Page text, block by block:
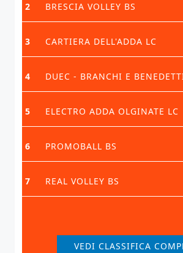
2 BRESCIA VOLLEY BS
3 CARTIERA DELL'ADDA LC
4 DUEC - BRANCHI E
5 ELECTRO ADDA OLGINATE LC
6 PROMOBALL BS
7 REAL VOLLEY BS
VEDI CLASSIFICA